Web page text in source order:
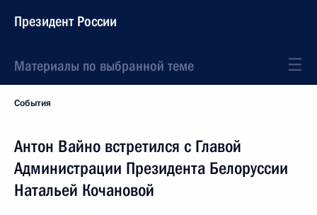
Президент России
Материалы по выбранной теме
События
Антон Вайно встретился с Главой
Администрации Президента Белоруссии
Натальей Кочановой